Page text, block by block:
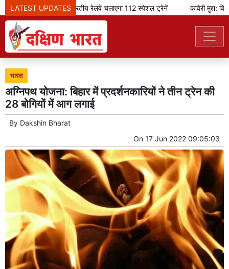
LATEST UPDATES
ओणम के मौके पर भारतीय रेलवे चलाएगा 112 स्पेशल ट्रेनें कावेरी मुद्दा:
भारत
अग्निपथ योजना: बिहार में प्रदर्शनकारियों ने तीन ट्रेन की
28 बोगियों में आग लगाई
By Dakshin Bharat
On 17 Jun 2022 09:05:03